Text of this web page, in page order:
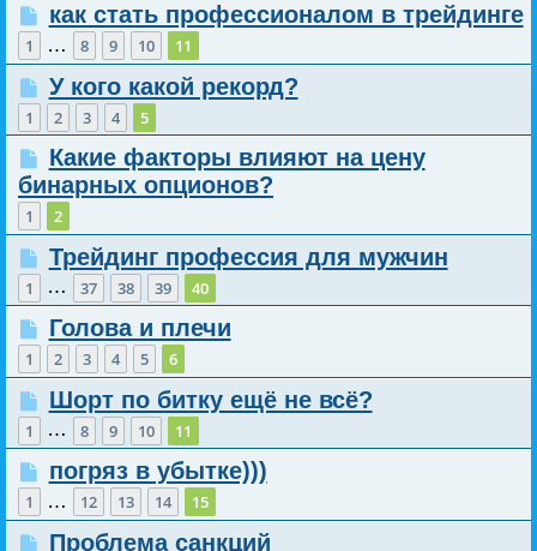
как стать профессионалом в трейдинге
1 … 8 9 10 11
У кого какой рекорд?
1 2 3 4 5
Какие факторы влияют на цену
бинарных опционов?
1 2
Трейдинг профессия для мужчин
1 … 37 38 39 40
Голова и плечи
1 2 3 4 5 6
Шорт по битку ещё не всё?
1 … 8 9 10 11
погряз в убытке)))
1 … 12 13 14 15
Проблема санкций